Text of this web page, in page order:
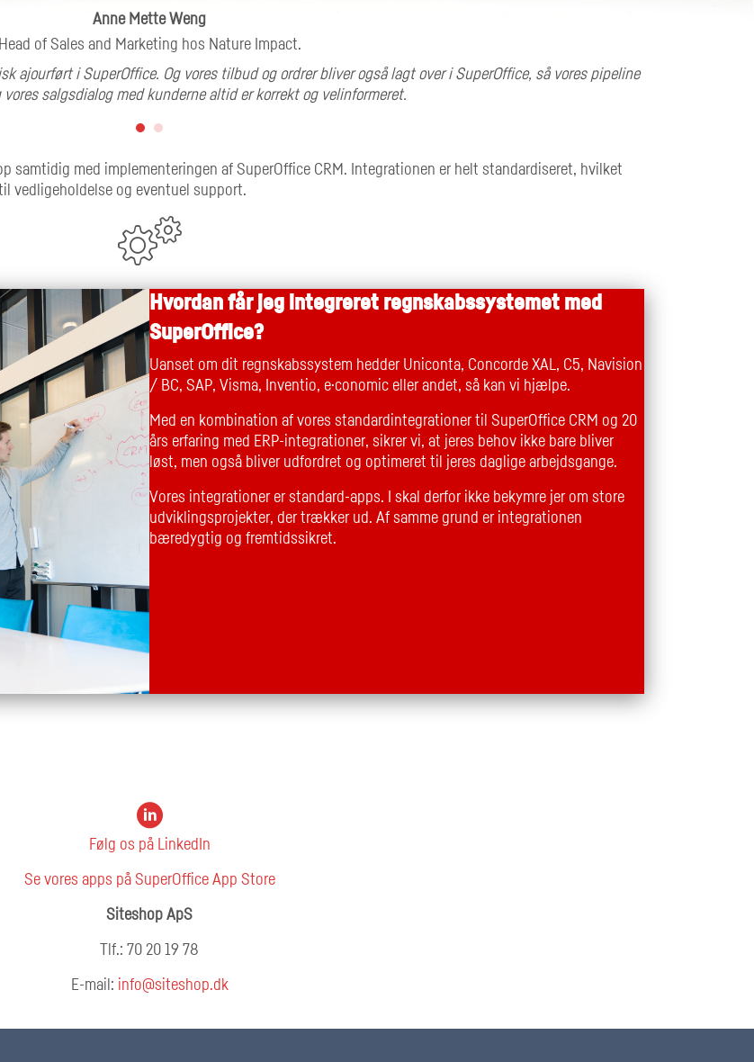
Anne Mette Weng
Head of Sales and Marketing hos Nature Impact.
ajourført i SuperOffice. Og vores tilbud og ordrer bliver også lagt over i SuperOffice, så vores pipeline
salgsdialog med kunderne altid er korrekt og velinformeret.
samtidig med implementeringen af SuperOffice CRM. Integrationen er helt standardiseret, hvilket
vedligeholdelse og eventuel support.
Hvordan får jeg integreret regnskabssystemet med
SuperOffice?
Uanset om dit regnskabssystem hedder Uniconta, Concorde XAL, C5, Navision
/ BC, SAP, Visma, Inventio, e·conomic eller andet, så kan vi hjælpe.
Med en kombination af vores standardintegrationer til SuperOffice CRM og 20
års erfaring med ERP-integrationer, sikrer vi, at jeres behov ikke bare bliver
løst, men også bliver udfordret og optimeret til jeres daglige arbejdsgange.
Vores integrationer er standard-apps. I skal derfor ikke bekymre jer om store
udviklingsprojekter, der trækker ud. Af samme grund er integrationen
bæredygtig og fremtidssikret.
Følg os på LinkedIn
Se vores apps på SuperOffice App Store
Siteshop ApS
Tlf.: 70 20 19 78
E-mail: info@siteshop.dk